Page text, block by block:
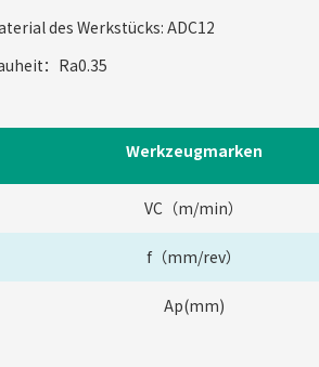
des Werkstücks: ADC12
：Ra0.35
Werkzeugmarken
VC（m/min）
f（mm/rev）
Ap(mm)